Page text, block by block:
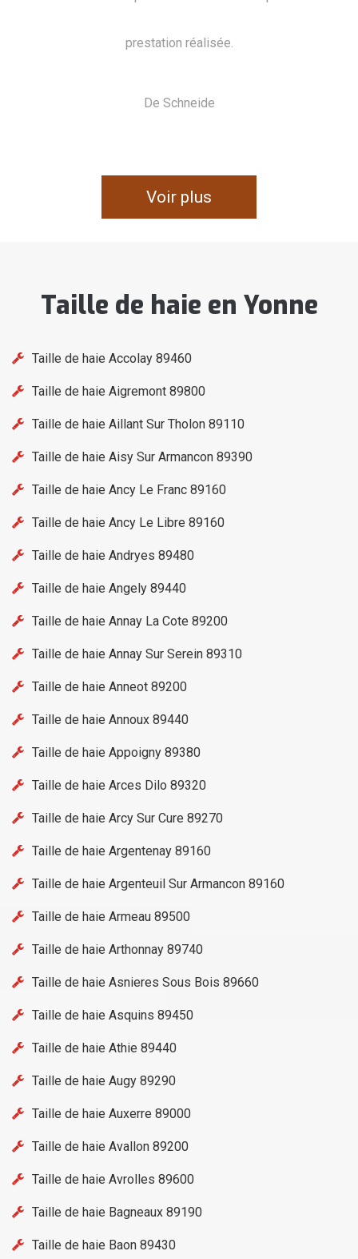
et évacuation des végétaux) effectué avec rapidité
Voir plus
Taille de haie en Yonne
Taille de haie Accolay 89460
Taille de haie Aigremont 89800
Taille de haie Aillant Sur Tholon 89110
Taille de haie Aisy Sur Armancon 89390
Taille de haie Ancy Le Franc 89160
Taille de haie Ancy Le Libre 89160
Taille de haie Andryes 89480
Taille de haie Angely 89440
Taille de haie Annay La Cote 89200
Taille de haie Annay Sur Serein 89310
Taille de haie Anneot 89200
Taille de haie Annoux 89440
Taille de haie Appoigny 89380
Taille de haie Arces Dilo 89320
Taille de haie Arcy Sur Cure 89270
Taille de haie Argentenay 89160
Taille de haie Argenteuil Sur Armancon 89160
Taille de haie Armeau 89500
Taille de haie Arthonnay 89740
Taille de haie Asnieres Sous Bois 89660
Taille de haie Asquins 89450
Taille de haie Athie 89440
Taille de haie Augy 89290
Taille de haie Auxerre 89000
Taille de haie Avallon 89200
Taille de haie Avrolles 89600
Taille de haie Bagneaux 89190
Taille de haie Baon 89430